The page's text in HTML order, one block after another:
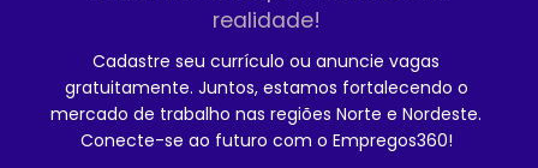
realidade!
Cadastre seu currículo ou anuncie vagas
gratuitamente. Juntos, estamos fortalecendo o
mercado de trabalho nas regiões Norte e Nordeste.
Conecte-se ao futuro com o Empregos360!